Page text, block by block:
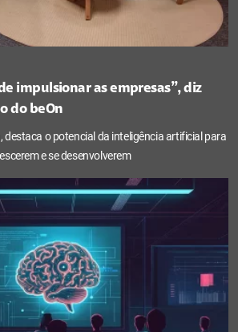
impulsionar as empresas”, diz
do beOn
destaca o potencial da inteligência artificial para
e se desenvolverem